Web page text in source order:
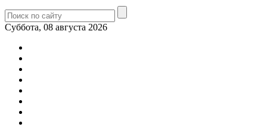
Суббота, 08 августа 2026